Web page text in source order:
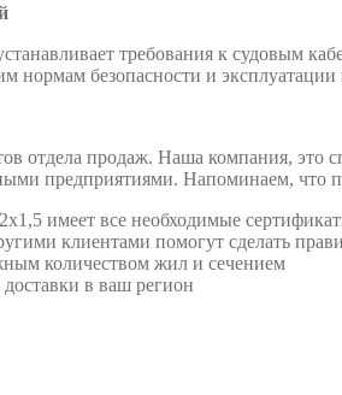
требования к судовым
нормам безопасности и
отдела продаж. Наша компания, это
предприятиями. Напоминаем, что
имеет все необходимые
клиентами помогут сделать
количеством жил и сечением
в ваш регион